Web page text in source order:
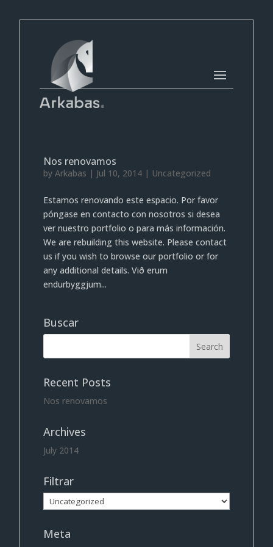
Nos renovamos
byArkabas | Jul 10, 2014 | Uncategorized
Estamos renovando este espacio. Por favor
póngase en contacto con nosotros si desea
ver nuestro portfolio o para más información.
We are rebuilding this website. Please contact
us if you wish to browse our portfolio or for
any additional details. Við erum
endurbyggjum...
Buscar
Recent Posts
Nos renovamos
Archives
July 2014
Filtrar
Filtrar
Meta